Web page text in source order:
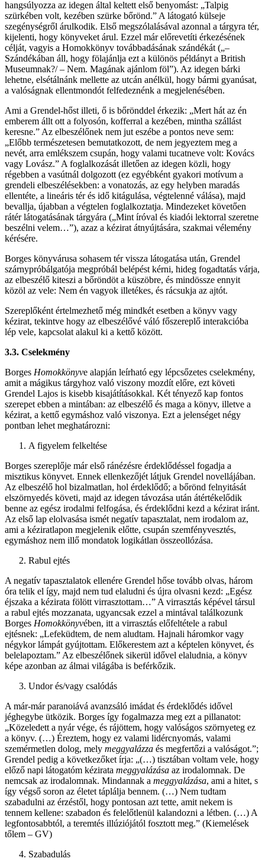
hangsúlyozza az idegen által keltett első benyomást: „Talpig
szürkében volt, kezében szürke bőrönd.” A látogató külseje
szegénységről árulkodik. Első megszólalásával azonnal a tárgyra tér,
kijelenti, hogy könyveket árul. Ezzel már előrevetíti érkezésének
célját, vagyis a Homokkönyv továbbadásának szándékát („–
Szándékában áll, hogy fölajánlja ezt a különös példányt a British
Museumnak?/ – Nem. Magának ajánlom föl”). Az idegen bárki
lehetne, elsétálnánk mellette az utcán anélkül, hogy bármi gyanúsat,
a valóságnak ellentmondót felfedeznénk a megjelenésében.
Ami a Grendel-hőst illeti, ő is bőrönddel érkezik: „Mert hát az én
emberem állt ott a folyosón, kofferral a kezében, mintha szállást
keresne.” Az elbeszélőnek nem jut eszébe a pontos neve sem:
„Előbb természetesen bemutatkozott, de nem jegyeztem meg a
nevét, arra emlékszem csupán, hogy valami tucatneve volt: Kovács
vagy Lovász.” A foglalkozását illetően az idegen közli, hogy
régebben a vasútnál dolgozott (ez egyébként gyakori motívum a
grendeli elbeszélésekben: a vonatozás, az egy helyben maradás
ellentéte, a lineáris tér és idő kitágulása, végtelenné válása), majd
bevallja, újabban a végtelen foglalkoztatja. Mindezeket követően
rátér látogatásának tárgyára („Mint íróval és kiadói lektorral szeretne
beszélni velem…”), azaz a kézirat átnyújtására, szakmai vélemény
kérésére.
Borges könyvárusa sohasem tér vissza látogatása után, Grendel
szárnypróbálgatója megpróbál belépést kérni, hideg fogadtatás várja,
az elbeszélő kiteszi a bőröndöt a küszöbre, és mindössze ennyit
közöl az vele: Nem én vagyok illetékes, és rácsukja az ajtót.
Szereplőként értelmezhető még mindkét esetben a könyv vagy
kézirat, tekintve hogy az elbeszélővé váló főszereplő interakcióba
lép vele, kapcsolat alakul ki a kettő között.
3.3. Cselekmény
Borges Homokkönyve alapján leírható egy lépcsőzetes cselekmény,
amit a mágikus tárgyhoz való viszony mozdít előre, ezt követi
Grendel Lajos is kisebb kisajátításokkal. Két tényező kap fontos
szerepet ebben a mintában: az elbeszélő és maga a könyv, illetve a
kézirat, a kettő egymáshoz való viszonya. Ezt a jelenséget négy
pontban lehet meghatározni:
A figyelem felkeltése
Borges szereplője már első ránézésre érdeklődéssel fogadja a
misztikus könyvet. Ennek ellenkezőjét látjuk Grendel novellájában.
Az elbeszélő hol bizalmatlan, hol érdeklődő; a bőrönd felnyitását
elszörnyedés követi, majd az idegen távozása után átértékelődik
benne az egész irodalmi felfogása, és érdeklődni kezd a kézirat iránt.
Az első lap elolvasása ismét negatív tapasztalat, nem irodalom az,
ami a kéziratlapon megjelenik előtte, csupán szemfényvesztés,
egymáshoz nem illő mondatok logikátlan összeollózása.
Rabul ejtés
A negatív tapasztalatok ellenére Grendel hőse tovább olvas, három
óra telik el így, majd nem tud elaludni és újra olvasni kezd: „Egész
éjszaka a kézirata fölött virrasztottam…” A virrasztás képével társul
a rabul ejtés mozzanata, ugyancsak ezzel a mintával találkozunk
Borges Homokkönyvében, itt a virrasztás előfeltétele a rabul
ejtésnek: „Lefeküdtem, de nem aludtam. Hajnali háromkor vagy
négykor lámpát gyújtottam. Előkerestem azt a képtelen könyvet, és
belelapoztam.” Az elbeszélőnek sikerül idővel elaludnia, a könyv
képe azonban az álmai világába is beférkőzik.
Undor és/vagy csalódás
A már-már paranoiává avanzsáló imádat és érdeklődés idővel
jéghegybe ütközik. Borges így fogalmazza meg ezt a pillanatot:
„Közeledett a nyár vége, és rájöttem, hogy valóságos szörnyeteg ez
a könyv. (…) Éreztem, hogy ez valami lidércnyomás, valami
szemérmetlen dolog, mely meggyalázza és megfertőzi a valóságot.”;
Grendel pedig a következőket írja: „(…) tisztában voltam vele, hogy
előző napi látogatóm kézirata meggyalázása az irodalomnak. De
nemcsak az irodalomnak. Mindannak a meggyalázása, ami a hitet, s
így végső soron az életet táplálja bennem. (…) Nem tudtam
szabadulni az érzéstől, hogy pontosan azt tette, amit nekem is
tennem kellene: szabadon és felelőtlenül kalandozni a létben. (…) A
legfontosabbtól, a teremtés illúziójától fosztott meg.” (Kiemelések
tőlem – GV)
Szabadulás